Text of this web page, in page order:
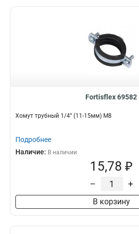
Fortisflex 69582
Хомут трубный 1/4” (11-15мм) М8
Подробнее
Наличие: В наличии
15,78 ₽
– +
В корзину